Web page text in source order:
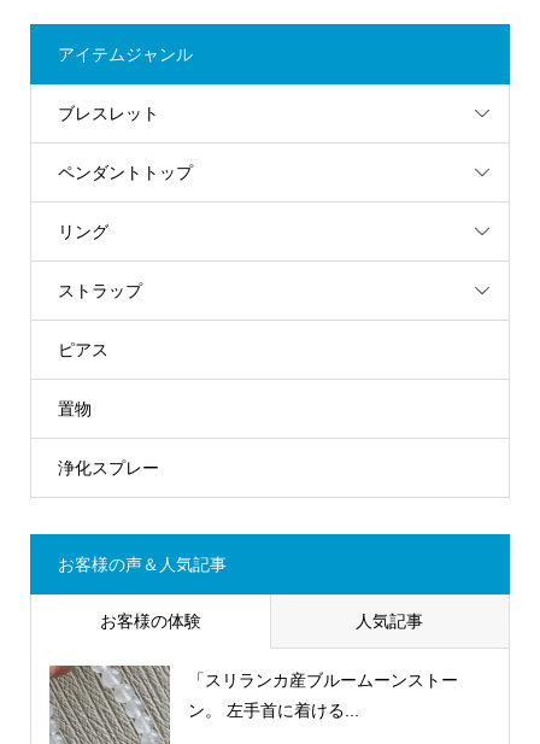
アイテムジャンル
ブレスレット
ペンダントトップ
リング
ストラップ
ピアス
置物
浄化スプレー
お客様の声＆人気記事
お客様の体験 人気記事
「スリランカ産ブルームーンストー
ン。 左手首に着ける...